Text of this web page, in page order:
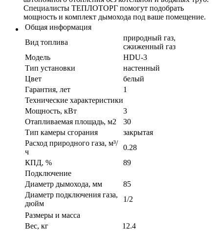
Специалисты ТЕПЛОТОРГ помогут подобрать
мощность и комплект дымохода под ваше помещение.
Общая информация
Вид топлива
природный газ,
сжиженный газ
Модель
HDU-3
Тип установки
настенный
Цвет
белый
Гарантия, лет
1
Технические характеристики
Мощность, кВт
3
Отапливаемая площадь, м2
30
Тип камеры сгорания
закрытая
Расход природного газа, м³/
ч
0.28
КПД, %
89
Подключение
Диаметр дымохода, мм
85
Диаметр подключения газа,
дюйм
1/2
Размеры и масса
Вес, кг
12.4